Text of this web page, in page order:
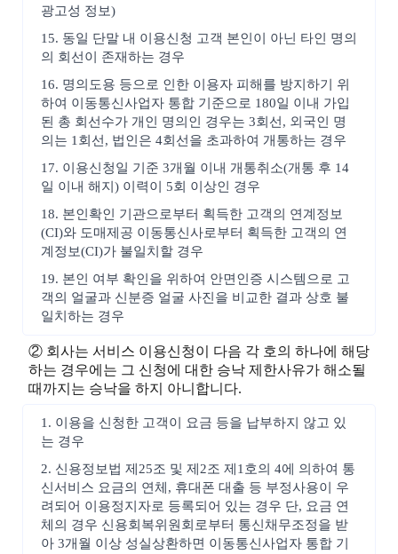
광고성 정보)
15. 동일 단말 내 이용신청 고객 본인이 아닌 타인 명의
의 회선이 존재하는 경우
16. 명의도용 등으로 인한 이용자 피해를 방지하기 위
하여 이동통신사업자 통합 기준으로 180일 이내 가입
된 총 회선수가 개인 명의인 경우는 3회선, 외국인 명
의는 1회선, 법인은 4회선을 초과하여 개통하는 경우
17. 이용신청일 기준 3개월 이내 개통취소(개통 후 14
일 이내 해지) 이력이 5회 이상인 경우
18. 본인확인 기관으로부터 획득한 고객의 연계정보
(CI)와 도매제공 이동통신사로부터 획득한 고객의 연
계정보(CI)가 불일치할 경우
19. 본인 여부 확인을 위하여 안면인증 시스템으로 고
객의 얼굴과 신분증 얼굴 사진을 비교한 결과 상호 불
일치하는 경우
② 회사는 서비스 이용신청이 다음 각 호의 하나에 해당
하는 경우에는 그 신청에 대한 승낙 제한사유가 해소될
때까지는 승낙을 하지 아니합니다.
1. 이용을 신청한 고객이 요금 등을 납부하지 않고 있
는 경우
2. 신용정보법 제25조 및 제2조 제1호의 4에 의하여 통
신서비스 요금의 연체, 휴대폰 대출 등 부정사용이 우
려되어 이용정지자로 등록되어 있는 경우 단, 요금 연
체의 경우 신용회복위원회로부터 통신채무조정을 받
아 3개월 이상 성실상환하면 이동통신사업자 통합 기